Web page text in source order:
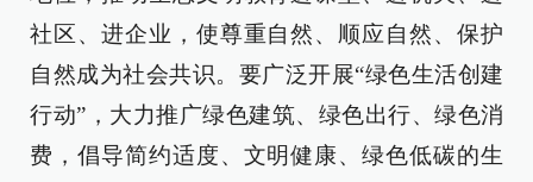
社区、进企业，使尊重自然、顺应自然、保护
自然成为社会共识。要广泛开展“绿色生活创建
行动”，大力推广绿色建筑、绿色出行、绿色消
费，倡导简约适度、文明健康、绿色低碳的生